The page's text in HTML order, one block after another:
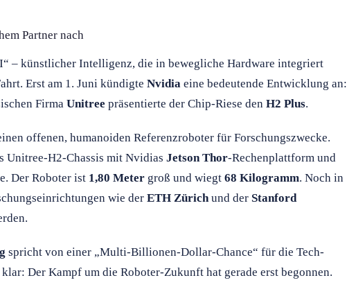
Partner nach
– künstlicher Intelligenz, die in bewegliche Hardware integriert
Erst am 1. Juni kündigte Nvidia eine bedeutende Entwicklung an:
Firma Unitree präsentierte der Chip-Riese den H2 Plus.
offenen, humanoiden Referenzroboter für Forschungszwecke.
Unitree-H2-Chassis mit Nvidias Jetson Thor-Rechenplattform und
Der Roboter ist 1,80 Meter groß und wiegt 68 Kilogramm. Noch in
wie der ETH Zürich und der Stanford
spricht von einer „Multi-Billionen-Dollar-Chance“ für die Tech-
Der Kampf um die Roboter-Zukunft hat gerade erst begonnen.